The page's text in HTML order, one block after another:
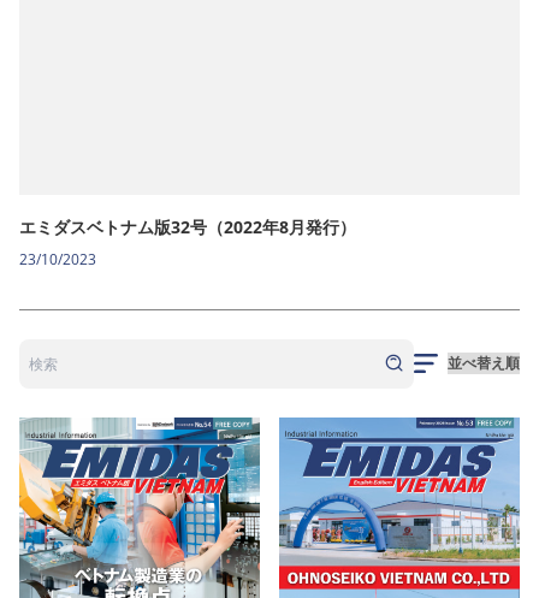
エミダスベトナム版32号（2022年8月発行）
23/10/2023